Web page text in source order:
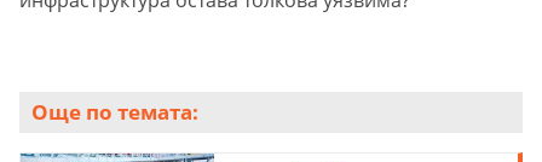
Още по темата: